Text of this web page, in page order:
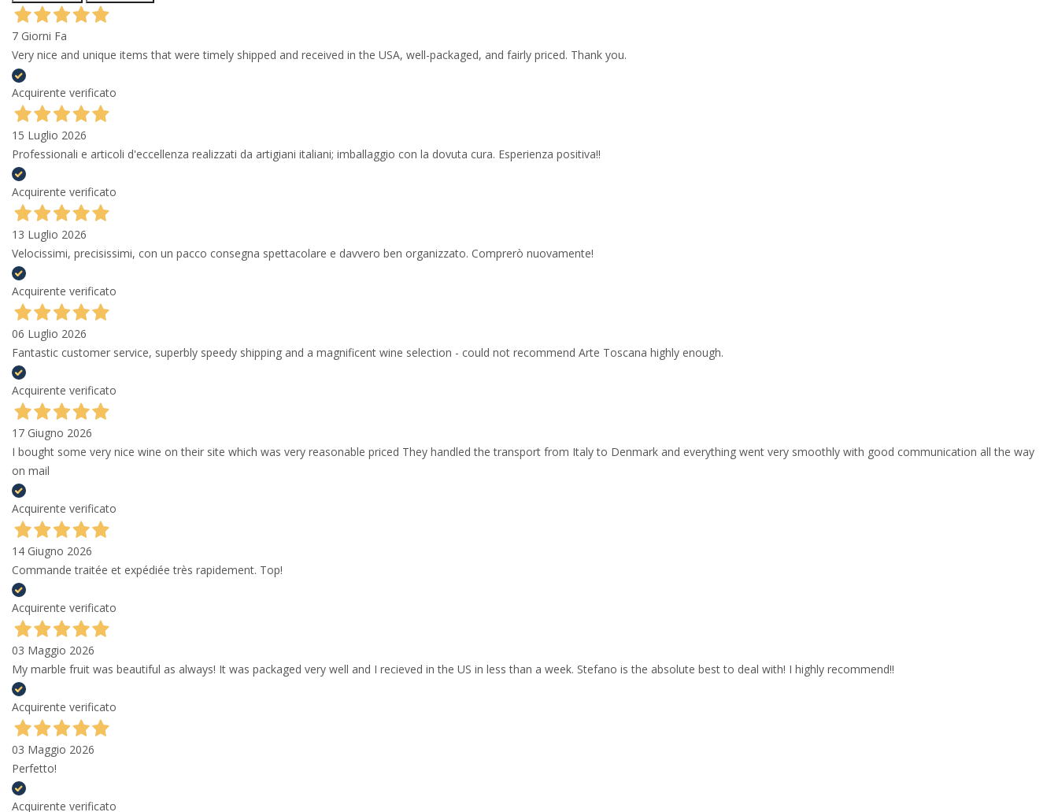
7 Giorni Fa
Very nice and unique items that were timely shipped and received in the USA, well-packaged, and fairly priced. Thank you.
Acquirente verificato
15 Luglio 2026
Professionali e articoli d'eccellenza realizzati da artigiani italiani; imballaggio con la dovuta cura. Esperienza positiva!!
Acquirente verificato
13 Luglio 2026
Velocissimi, precisissimi, con un pacco consegna spettacolare e davvero ben organizzato. Comprerò nuovamente!
Acquirente verificato
06 Luglio 2026
Fantastic customer service, superbly speedy shipping and a magnificent wine selection - could not recommend Arte Toscana highly enough.
Acquirente verificato
17 Giugno 2026
I bought some very nice wine on their site which was very reasonable priced They handled the transport from Italy to Denmark and everything went very smoothly with good communication all the way
on mail
Acquirente verificato
14 Giugno 2026
Commande traitée et expédiée très rapidement. Top!
Acquirente verificato
03 Maggio 2026
My marble fruit was beautiful as always! It was packaged very well and I recieved in the US in less than a week. Stefano is the absolute best to deal with! I highly recommend!!
Acquirente verificato
03 Maggio 2026
Perfetto!
Acquirente verificato